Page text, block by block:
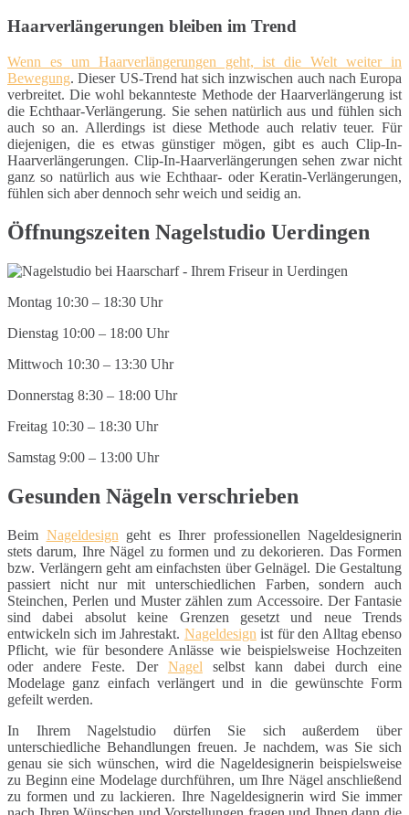
Haarverlängerungen bleiben im Trend
Wenn es um Haarverlängerungen geht, ist die Welt weiter in
Bewegung. Dieser US-Trend hat sich inzwischen auch nach Europa
verbreitet. Die wohl bekannteste Methode der Haarverlängerung ist
die Echthaar-Verlängerung. Sie sehen natürlich aus und fühlen sich
auch so an. Allerdings ist diese Methode auch relativ teuer. Für
diejenigen, die es etwas günstiger mögen, gibt es auch Clip-In-
Haarverlängerungen. Clip-In-Haarverlängerungen sehen zwar nicht
ganz so natürlich aus wie Echthaar- oder Keratin-Verlängerungen,
fühlen sich aber dennoch sehr weich und seidig an.
Öffnungszeiten Nagelstudio Uerdingen
Montag 10:30 – 18:30 Uhr
Dienstag 10:00 – 18:00 Uhr
Mittwoch 10:30 – 13:30 Uhr
Donnerstag 8:30 – 18:00 Uhr
Freitag 10:30 – 18:30 Uhr
Samstag 9:00 – 13:00 Uhr
Gesunden Nägeln verschrieben
Beim Nageldesign geht es Ihrer professionellen Nageldesignerin
stets darum, Ihre Nägel zu formen und zu dekorieren. Das Formen
bzw. Verlängern geht am einfachsten über Gelnägel. Die Gestaltung
passiert nicht nur mit unterschiedlichen Farben, sondern auch
Steinchen, Perlen und Muster zählen zum Accessoire. Der Fantasie
sind dabei absolut keine Grenzen gesetzt und neue Trends
entwickeln sich im Jahrestakt. Nageldesign ist für den Alltag ebenso
Pflicht, wie für besondere Anlässe wie beispielsweise Hochzeiten
oder andere Feste. Der Nagel selbst kann dabei durch eine
Modelage ganz einfach verlängert und in die gewünschte Form
gefeilt werden.
In Ihrem Nagelstudio dürfen Sie sich außerdem über
unterschiedliche Behandlungen freuen. Je nachdem, was Sie sich
genau sie sich wünschen, wird die Nageldesignerin beispielsweise
zu Beginn eine Modelage durchführen, um Ihre Nägel anschließend
zu formen und zu lackieren. Ihre Nageldesignerin wird Sie immer